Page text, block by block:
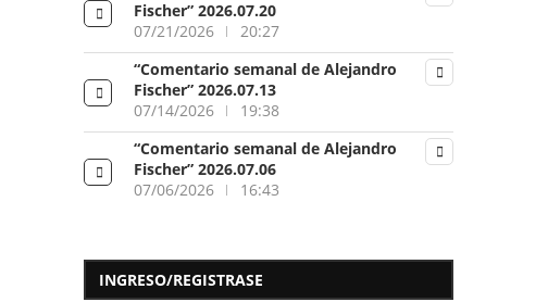
Fischer” 2026.07.20
07/21/2026
20:27
“Comentario semanal de Alejandro
Fischer” 2026.07.13
07/14/2026
19:38
“Comentario semanal de Alejandro
Fischer” 2026.07.06
07/06/2026
16:43
INGRESO/REGISTRASE